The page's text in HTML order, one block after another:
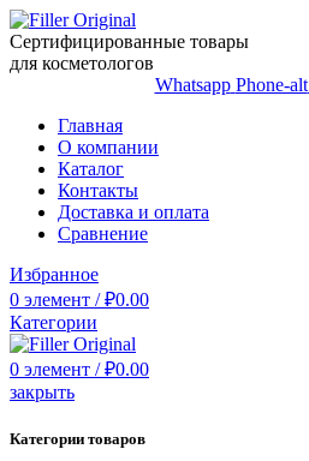
Сертифицированные товары
для косметологов
Whatsapp Phone-alt
Главная
О компании
Каталог
Контакты
Доставка и оплата
Сравнение
Избранное
0 элемент / ₽0.00
Категории
0 элемент / ₽0.00
закрыть
Категории товаров